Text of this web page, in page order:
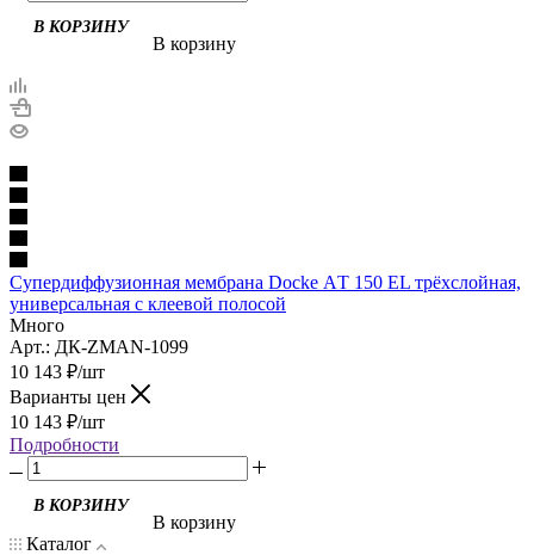
В корзину
Супердиффузионная мембрана Docke АT 150 EL трёхслойная,
универсальная с клеевой полосой
Много
Арт.: ДК-ZMAN-1099
10 143 ₽/шт
Варианты цен
10 143 ₽/шт
Подробности
В корзину
Каталог